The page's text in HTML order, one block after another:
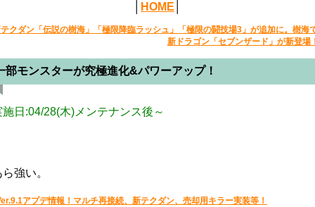
HOME
クダン「伝説の樹海」「極限降臨ラッシュ」「極限の闘技場3」が追加に。樹海
新ドラゴン「セブンザード」が新登場！
部モンスターが究極進化&パワーアップ！
施日:04/28(木)メンテナンス後～
強い。
アプデ情報！マルチ再接続、新テクダン、売却用キラー実装等！